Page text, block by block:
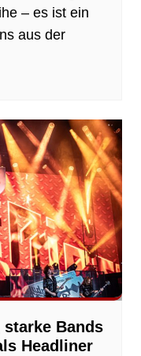
– es ist ein
aus der
starke Bands
Headliner